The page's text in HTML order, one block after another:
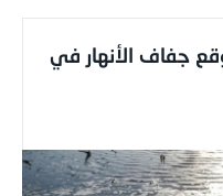
جفاف الأنهار في